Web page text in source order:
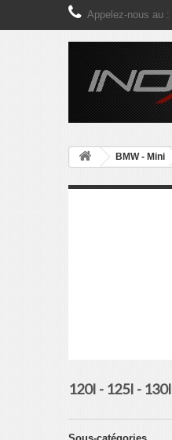
Appelez-nous au :
BMW - Mini
120I - 125I - 130I